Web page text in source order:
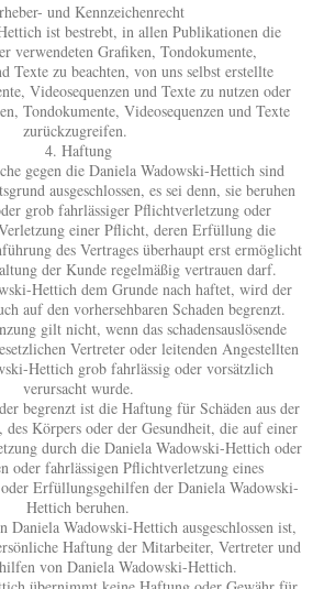
und Kennzeichenrecht
ist bestrebt, in allen Publikationen die
verwendeten Grafiken, Tondokumente,
Texte zu beachten, von uns selbst erstellte
Videosequenzen und Texte zu nutzen oder
Tondokumente, Videosequenzen und Texte
zurückzugreifen.
4. Haftung
gegen die Daniela Wadowski-Hettich sind
ausgeschlossen, es sei denn, sie beruhen
grob fahrlässiger Pflichtverletzung oder
einer Pflicht, deren Erfüllung die
des Vertrages überhaupt erst ermöglicht
der Kunde regelmäßig vertrauen darf.
Hettich dem Grunde nach haftet, wird der
auf den vorhersehbaren Schaden begrenzt.
gilt nicht, wenn das schadensauslösende
Vertreter oder leitenden Angestellten
Hettich grob fahrlässig oder vorsätzlich
verursacht wurde.
begrenzt ist die Haftung für Schäden aus der
des Körpers oder der Gesundheit, die auf einer
durch die Daniela Wadowski-Hettich oder
oder fahrlässigen Pflichtverletzung eines
Erfüllungsgehilfen der Daniela Wadowski-
Hettich beruhen.
Daniela Wadowski-Hettich ausgeschlossen ist,
Haftung der Mitarbeiter, Vertreter und
von Daniela Wadowski-Hettich.